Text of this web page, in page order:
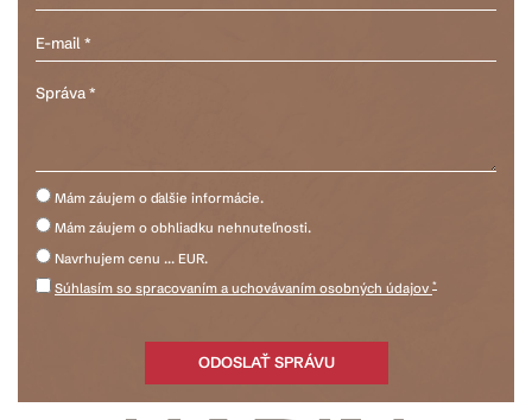
Mám záujem o ďalšie informácie.
Mám záujem o obhliadku nehnuteľnosti.
Navrhujem cenu ... EUR.
Súhlasím so spracovaním a uchovávaním osobných údajov *